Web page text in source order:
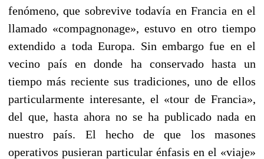
fenómeno, que sobrevive todavía en Francia en el
llamado «compagnonage», estuvo en otro tiempo
extendido a toda Europa. Sin embargo fue en el
vecino país en donde ha conservado hasta un
tiempo más reciente sus tradiciones, uno de ellos
particularmente interesante, el «tour de Francia»,
del que, hasta ahora no se ha publicado nada en
nuestro país. El hecho de que los masones
operativos pusieran particular énfasis en el «viaje»